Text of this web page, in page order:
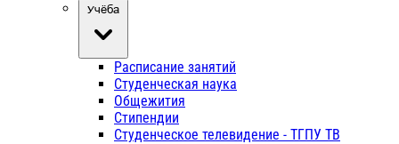
Учёба
Расписание занятий
Студенческая наука
Общежития
Стипендии
Студенческое телевидение - ТГПУ ТВ